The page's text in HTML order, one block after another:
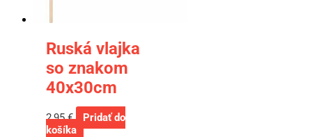
Ruská vlajka
so znakom
40x30cm
2,95€
Pridať do
košíka